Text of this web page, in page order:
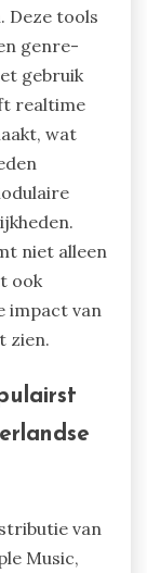
Deze tools
genre-
gebruik
realtime
wat
niet alleen
ook
impact van
zien.
van
Music,